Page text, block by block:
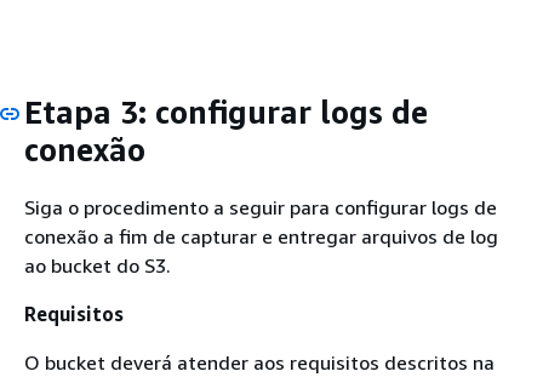
Etapa 3: configurar logs de
conexão
Siga o procedimento a seguir para configurar logs de
conexão a fim de capturar e entregar arquivos de log
ao bucket do S3.
Requisitos
O bucket deverá atender aos requisitos descritos na